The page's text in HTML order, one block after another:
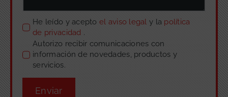
He leído y acepto el aviso legaly la política
de privacidad .
Autorizo recibir comunicaciones con
información de novedades, productos y
servicios.
Enviar